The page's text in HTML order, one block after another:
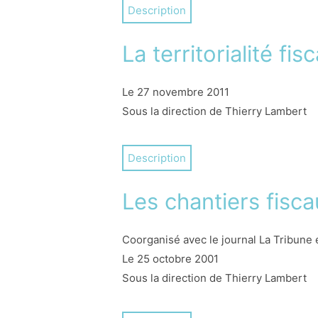
signification (entreprises citoyennes,
l’emploi idéologique ou médiatique
étrangers, la suppression du service
signification de la citoyenneté telle
Description
La territorialité
Le 27 novembre 2011
Sous la direction de Thierry Lambert
La territorialité de l’impôt peut être
de la réalisation de la matière
question. Les Editions législatives et
Description
Les chantiers
Coorganisé avec le journal La Tribune
Le 25 octobre 2001
Sous la direction de Thierry Lambert
La réforme fiscale n’est pas un